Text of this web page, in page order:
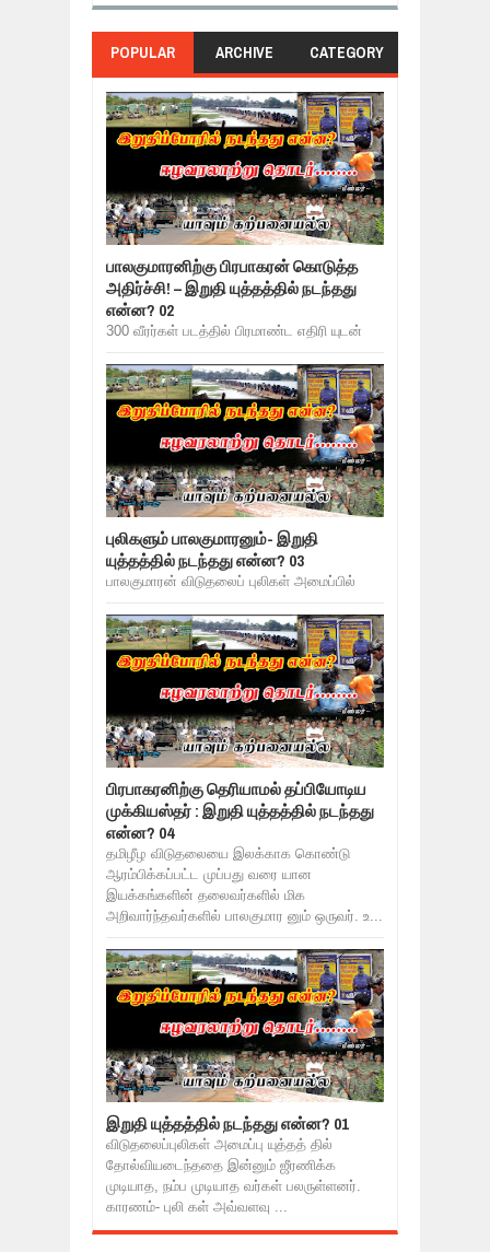
POPULAR ARCHIVE CATEGORY
பாலகுமாரனிற்கு பிரபாகரன் கொடுத்த
அதிர்ச்சி! – இறுதி யுத்தத்தில் நடந்தது
என்ன? 02
300 வீரர்கள் படத்தில் பிரமாண்ட எதிரி யுடன்
புலிகளும் பாலகுமாரனும்- இறுதி
யுத்தத்தில் நடந்தது என்ன? 03
பாலகுமாரன் விடுதலைப் புலிகள் அமைப்பில்
பிரபாகரனிற்கு தெரியாமல் தப்பியோடிய
முக்கியஸ்தர் : இறுதி யுத்தத்தில் நடந்தது
என்ன? 04
தமிழீழ விடுதலையை இலக்காக கொண்டு
ஆரம்பிக்கப்பட்ட முப்பது வரை யான
இயக்கங்களின் தலைவர்களில் மிக
அறிவார்ந்தவர்களில் பாலகுமார னும் ஒருவர். உ...
இறுதி யுத்தத்தில் நடந்தது என்ன? 01
விடுதலைப்புலிகள் அமைப்பு யுத்தத் தில்
தோல்வியடைந்ததை இன்னும் ஜீரணிக்க
முடியாத, நம்ப முடியாத வர்கள் பலருள்ளனர்.
காரணம்- புலி கள் அவ்வளவு ...